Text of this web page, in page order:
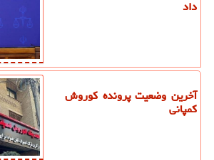
داد
آخرین وضعیت پرونده کوروش
کمپانی